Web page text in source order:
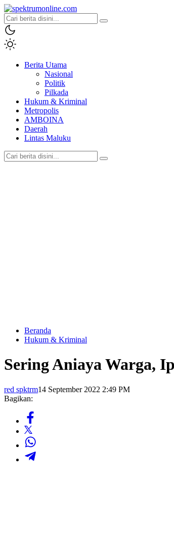
spektrumonline.com
Berita Utama
Nasional
Politik
Pilkada
Hukum & Kriminal
Metropolis
AMBOINA
Daerah
Lintas Maluku
Beranda
Hukum & Kriminal
Sering Aniaya Warga,
red spktrm14 September 2022 2:49 PM
Bagikan: